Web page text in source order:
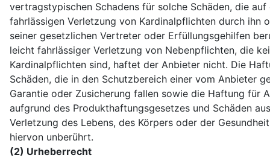
vertragstypischen Schadens für solche Schäden, die auf
fahrlässigen Verletzung von Kardinalpflichten durch ihn
seiner gesetzlichen Vertreter oder Erfüllungsgehilfen
leicht fahrlässiger Verletzung von Nebenpflichten, die
Kardinalpflichten sind, haftet der Anbieter nicht. Die
Schäden, die in den Schutzbereich einer vom Anbieter
Garantie oder Zusicherung fallen sowie die Haftung für
aufgrund des Produkthaftungsgesetzes und Schäden
Verletzung des Lebens, des Körpers oder der
hiervon unberührt.
(2) Urheberrecht